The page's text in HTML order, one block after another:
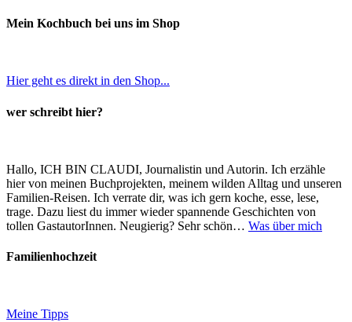
Mein Kochbuch bei uns im Shop
Hier geht es direkt in den Shop...
wer schreibt hier?
Hallo, ICH BIN CLAUDI, Journalistin und Autorin. Ich erzähle
hier von meinen Buchprojekten, meinem wilden Alltag und unseren
Familien-Reisen. Ich verrate dir, was ich gern koche, esse, lese,
trage. Dazu liest du immer wieder spannende Geschichten von
tollen GastautorInnen. Neugierig? Sehr schön… Was über mich
Familienhochzeit
Meine Tipps